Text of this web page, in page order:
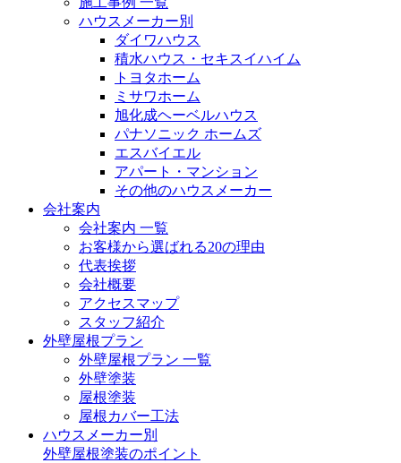
ハウスメーカー別
ダイワハウス
積水ハウス・セキスイハイム
トヨタホーム
ミサワホーム
旭化成ヘーベルハウス
パナソニック ホームズ
エスバイエル
アパート・マンション
その他のハウスメーカー
会社案内
会社案内 一覧
お客様から選ばれる20の理由
代表挨拶
会社概要
アクセスマップ
スタッフ紹介
外壁屋根プラン
外壁屋根プラン 一覧
外壁塗装
屋根塗装
屋根カバー工法
ハウスメーカー別
外壁屋根塗装のポイント